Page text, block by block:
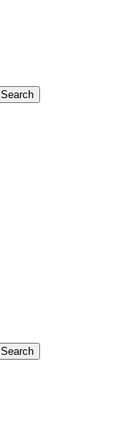
Search
Search